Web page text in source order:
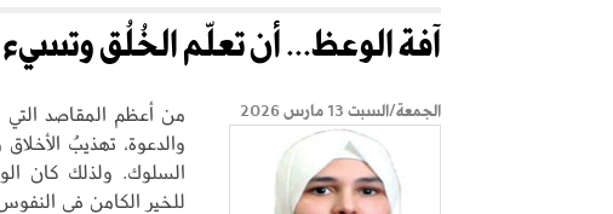
آفة الوعظ... أن تعلّم الخُلُق
الجمعة/السبت 13 مارس 2026
من أعظم المقاصد التي
والدعوة، تهذيبُ
السلوك. ولذلك كان
للخير الكامن في